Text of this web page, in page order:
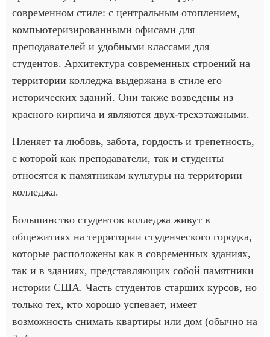
современном стиле: с центральным отоплением,
компьютеризированными офисами для
преподавателей и удобными классами для
студентов. Архитектура современных строений на
территории колледжа выдержана в стиле его
исторических зданий. Они также возведены из
красного кирпича и являются двух-трехэтажными.
Пленяет та любовь, забота, гордость и трепетность,
с которой как преподаватели, так и студенты
относятся к памятникам культуры на территории
колледжа.
Большинство студентов колледжа живут в
общежитиях на территории студенческого городка,
которые расположены как в современных зданиях,
так и в зданиях, представляющих собой памятники
истории США. Часть студентов старших курсов, но
только тех, кто хорошо успевает, имеет
возможность снимать квартиры или дом (обычно на